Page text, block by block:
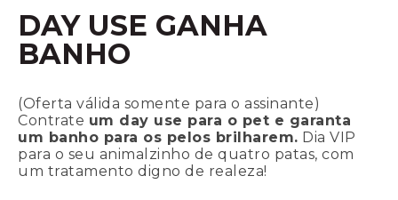
DAY USE GANHA
BANHO
(Oferta válida somente para o assinante)
Contrate um day use para o pet e garanta
um banho para os pelos brilharem. Dia VIP
para o seu animalzinho de quatro patas, com
um tratamento digno de realeza!